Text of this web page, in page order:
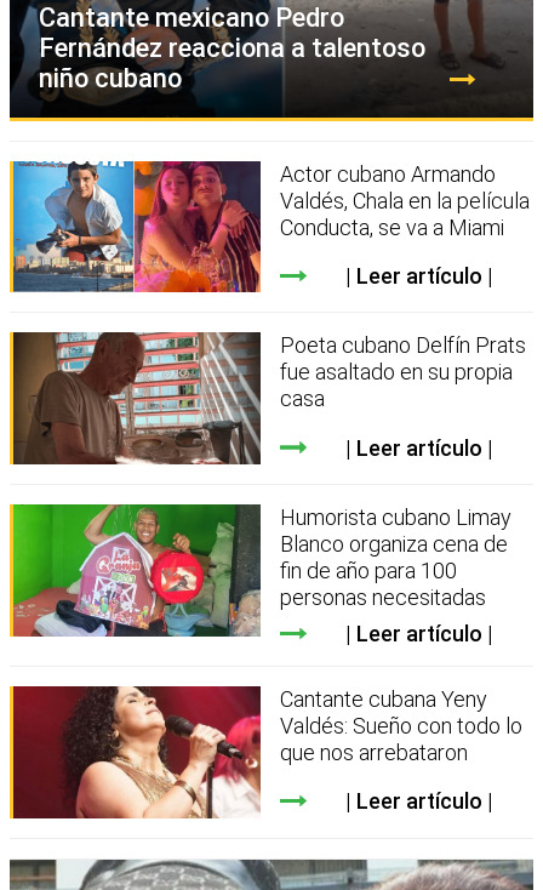
Cantante mexicano Pedro
Fernández reacciona a talentoso
niño cubano
Actor cubano Armando
Valdés, Chala en la película
Conducta, se va a Miami
Leer artículo
Poeta cubano Delfín Prats
fue asaltado en su propia
casa
Leer artículo
Humorista cubano Limay
Blanco organiza cena de
fin de año para 100
personas necesitadas
Leer artículo
Cantante cubana Yeny
Valdés: Sueño con todo lo
que nos arrebataron
Leer artículo